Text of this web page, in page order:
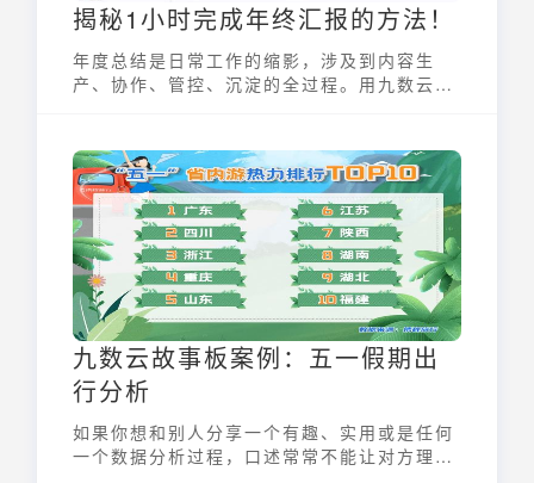
揭秘1小时完成年终汇报的方法！
年度总结是日常工作的缩影，涉及到内容生
产、协作、管控、沉淀的全过程。用九数云提
端使用，移动端可实时查看仪表板。文中所有
链接皆推荐在电脑端打开。
九数云故事板案例：五一假期出
行分析
如果你想和别人分享一个有趣、实用或是任何
一个数据分析过程，口述常常不能让对方理